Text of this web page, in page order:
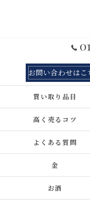
お問い合わせはこ
買い取り品目
高く売るコツ
よくある質問
金
お酒